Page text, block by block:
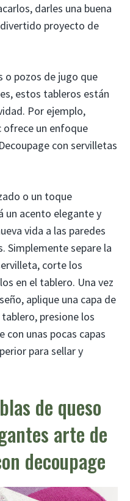
darles una buena
proyecto de
o pozos de jugo que
estos tableros están
Por ejemplo,
ofrece un enfoque
con servilletas
o un toque
un acento elegante y
vida a las paredes
Simplemente separe la
corte los
en el tablero. Una vez
aplique una capa de
presione los
con unas pocas capas
para sellar y
de queso
arte de
decoupage